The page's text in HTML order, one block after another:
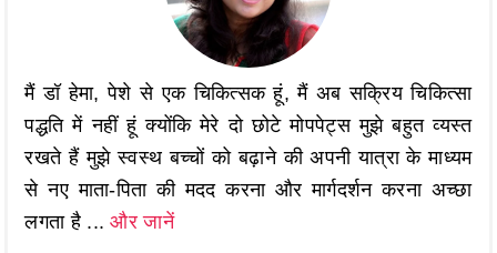
मैं डॉ हेमा, पेशे से एक चिकित्सक हूं, मैं अब सक्रिय चिकित्सा
पद्धति में नहीं हूं क्योंकि मेरे दो छोटे मोपपेट्स मुझे बहुत व्यस्त
रखते हैं मुझे स्वस्थ बच्चों को बढ़ाने की अपनी यात्रा के माध्यम
से नए माता-पिता की मदद करना और मार्गदर्शन करना अच्छा
लगता है ...और जानें